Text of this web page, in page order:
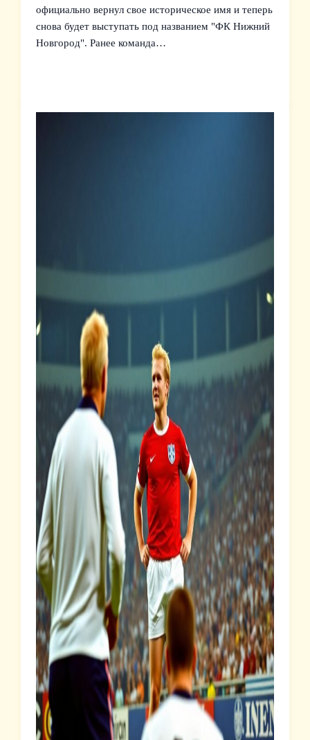
официально вернул свое историческое имя и теперь
снова будет выступать под названием "ФК Нижний
Новгород". Ранее команда…